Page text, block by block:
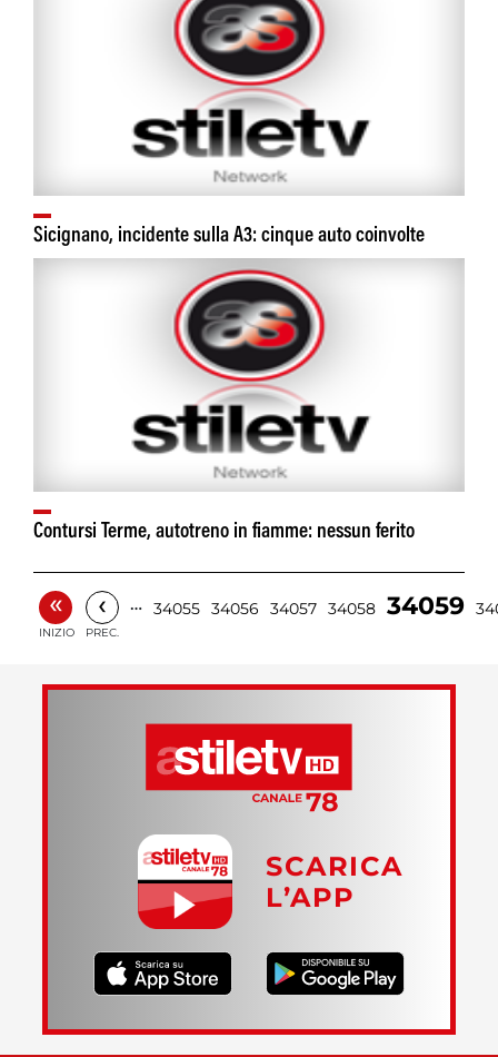
Sicignano, incidente sulla A3: cinque auto coinvolte
Contursi Terme, autotreno in fiamme: nessun ferito
«
INIZIO
‹
PREC.
… 34055 34056 34057 34058 34059
SCARICA
L’APP